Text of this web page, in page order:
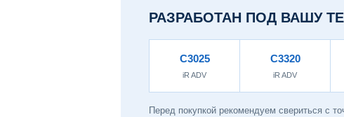
РАЗРАБОТАН ПОД ВАШУ
C3025
iR ADV
C3320
iR ADV
Перед покупкой рекомендуем свериться с